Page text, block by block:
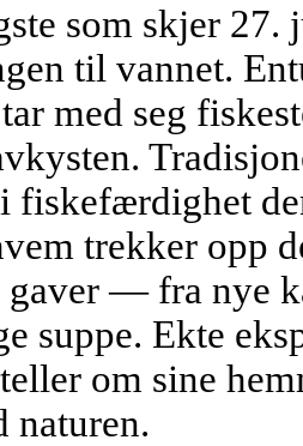
som skjer 27.
til vannet.
med seg
fiskefærdighet
trekker opp
gaver — fra nye
suppe. Ekte
om sine
naturen.